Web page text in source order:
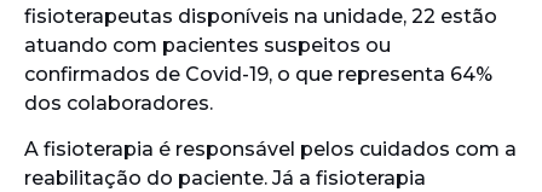
fisioterapeutas disponíveis na unidade, 22 estão
atuando com pacientes suspeitos ou
confirmados de Covid-19, o que representa 64%
dos colaboradores.
A fisioterapia é responsável pelos cuidados com a
reabilitação do paciente. Já a fisioterapia